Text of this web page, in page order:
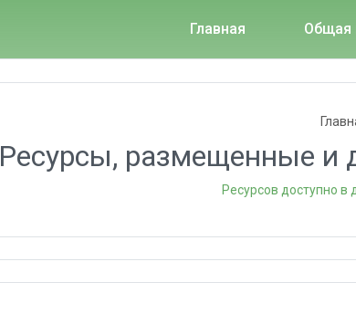
Главная Общая
Ресурсы, размещенные и
Ресурсов доступно